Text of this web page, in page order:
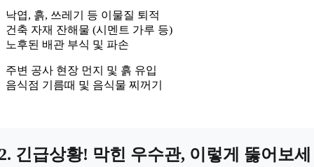
낙엽, 흙, 쓰레기 등 이물질 퇴적
건축 자재 잔해물 (시멘트 가루 등)
노후된 배관 부식 및 파손
주변 공사 현장 먼지 및 흙 유입
음식점 기름때 및 음식물 찌꺼기
긴급상황! 막힌 우수관, 이렇게 뚫어보세